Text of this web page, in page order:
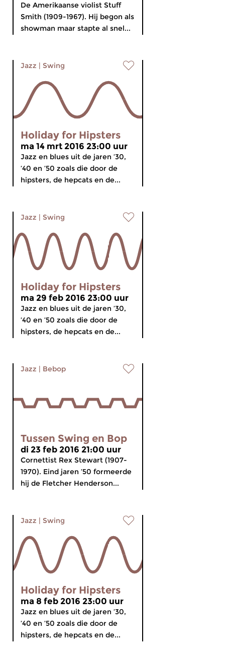
De Amerikaanse violist Stuff
Smith (1909-1967). Hij begon als
showman maar stapte al snel...
Jazz | Swing
Holiday for Hipsters
ma 14 mrt 2016 23:00 uur
Jazz en blues uit de jaren ’30,
’40 en ’50 zoals die door de
hipsters, de hepcats en de...
Jazz | Swing
Holiday for Hipsters
ma 29 feb 2016 23:00 uur
Jazz en blues uit de jaren ’30,
’40 en ’50 zoals die door de
hipsters, de hepcats en de...
Jazz | Bebop
Tussen Swing en Bop
di 23 feb 2016 21:00 uur
Cornettist Rex Stewart (1907-
1970). Eind jaren ’50 formeerde
hij de Fletcher Henderson...
Jazz | Swing
Holiday for Hipsters
ma 8 feb 2016 23:00 uur
Jazz en blues uit de jaren ’30,
’40 en ’50 zoals die door de
hipsters, de hepcats en de...